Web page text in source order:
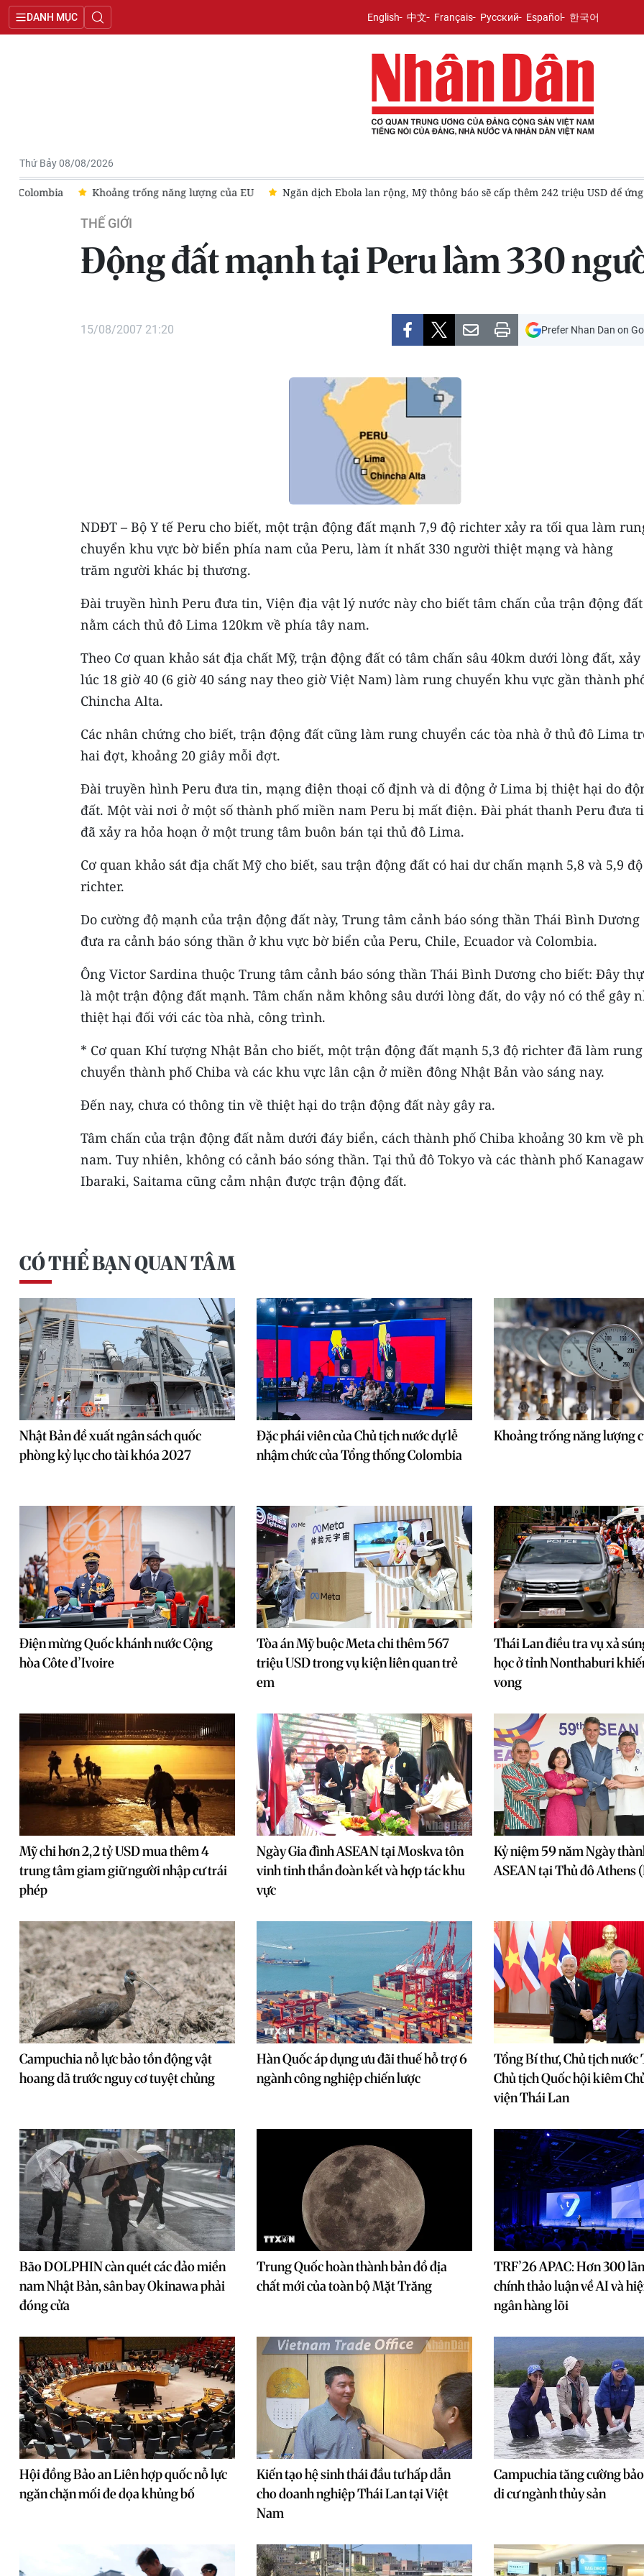
DANH MỤC English 中文 Français Русский Español 한국어
Thứ Bảy 08/08/2026
Colombia Khoảng trống năng lượng của EU Ngăn dịch Ebola lan rộng, Mỹ thông báo sẽ cấp thêm 242 triệu USD để
THẾ GIỚI
Động đất mạnh tại Peru làm 330
15/08/2007 21:20 Prefer Nhan Dan on
NDĐT – Bộ Y tế Peru cho biết, một trận động đất mạnh 7,9 độ richter xảy ra tối qua làm
chuyển khu vực bờ biển phía nam của Peru, làm ít nhất 330 người thiệt mạng và hàng
trăm người khác bị thương.
Đài truyền hình Peru đưa tin, Viện địa vật lý nước này cho biết tâm chấn của trận động đất
nằm cách thủ đô Lima 120km về phía tây nam.
Theo Cơ quan khảo sát địa chất Mỹ, trận động đất có tâm chấn sâu 40km dưới lòng đất, xảy
lúc 18 giờ 40 (6 giờ 40 sáng nay theo giờ Việt Nam) làm rung chuyển khu vực gần thành
Chincha Alta.
Các nhân chứng cho biết, trận động đất cũng làm rung chuyển các tòa nhà ở thủ đô Lima
hai đợt, khoảng 20 giây mỗi đợt.
Đài truyền hình Peru đưa tin, mạng điện thoại cố định và di động ở Lima bị thiệt hại do
đất. Một vài nơi ở một số thành phố miền nam Peru bị mất điện. Đài phát thanh Peru đưa
đã xảy ra hỏa hoạn ở một trung tâm buôn bán tại thủ đô Lima.
Cơ quan khảo sát địa chất Mỹ cho biết, sau trận động đất có hai dư chấn mạnh 5,8 và 5,9 độ
richter.
Do cường độ mạnh của trận động đất này, Trung tâm cảnh báo sóng thần Thái Bình Dương
đưa ra cảnh báo sóng thần ở khu vực bờ biển của Peru, Chile, Ecuador và Colombia.
Ông Victor Sardina thuộc Trung tâm cảnh báo sóng thần Thái Bình Dương cho biết: Đây
là một trận động đất mạnh. Tâm chấn nằm không sâu dưới lòng đất, do vậy nó có thể gây
thiệt hại đối với các tòa nhà, công trình.
* Cơ quan Khí tượng Nhật Bản cho biết, một trận động đất mạnh 5,3 độ richter đã làm rung
chuyển thành phố Chiba và các khu vực lân cận ở miền đông Nhật Bản vào sáng nay.
Đến nay, chưa có thông tin về thiệt hại do trận động đất này gây ra.
Tâm chấn của trận động đất nằm dưới đáy biển, cách thành phố Chiba khoảng 30 km về
nam. Tuy nhiên, không có cảnh báo sóng thần. Tại thủ đô Tokyo và các thành phố
Ibaraki, Saitama cũng cảm nhận được trận động đất.
CÓ THỂ BẠN QUAN TÂM
Nhật Bản đề xuất ngân sách quốc
phòng kỷ lục cho tài khóa 2027
Đặc phái viên của Chủ tịch nước dự lễ
nhậm chức của Tổng thống Colombia
Khoảng trống năng lượng
Điện mừng Quốc khánh nước Cộng
hòa Côte d’Ivoire
Tòa án Mỹ buộc Meta chi thêm 567
triệu USD trong vụ kiện liên quan trẻ
em
Thái Lan điều tra vụ xả
học ở tỉnh Nonthaburi
vong
Mỹ chi hơn 2,2 tỷ USD mua thêm 4
trung tâm giam giữ người nhập cư trái
phép
Ngày Gia đình ASEAN tại Moskva tôn
vinh tinh thần đoàn kết và hợp tác khu
vực
Kỷ niệm 59 năm Ngày
ASEAN tại Thủ đô Athens
Campuchia nỗ lực bảo tồn động vật
hoang dã trước nguy cơ tuyệt chủng
Hàn Quốc áp dụng ưu đãi thuế hỗ trợ 6
ngành công nghiệp chiến lược
Tổng Bí thư, Chủ tịch nước
Chủ tịch Quốc hội kiêm
viện Thái Lan
Bão DOLPHIN càn quét các đảo miền
nam Nhật Bản, sân bay Okinawa phải
đóng cửa
Trung Quốc hoàn thành bản đồ địa
chất mới của toàn bộ Mặt Trăng
TRF’26 APAC: Hơn 300
chính thảo luận về AI và
ngân hàng lõi
Hội đồng Bảo an Liên hợp quốc nỗ lực
ngăn chặn mối đe dọa khủng bố
Kiến tạo hệ sinh thái đầu tư hấp dẫn
cho doanh nghiệp Thái Lan tại Việt
Nam
Campuchia tăng cường
di cư ngành thủy sản